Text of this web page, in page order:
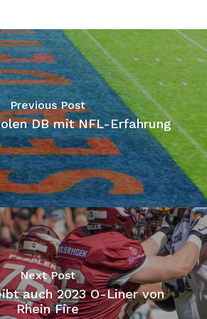
Previous Post
DB mit NFL-Erfahrung
Next Post
auch 2023 O-Liner von
Rhein Fire